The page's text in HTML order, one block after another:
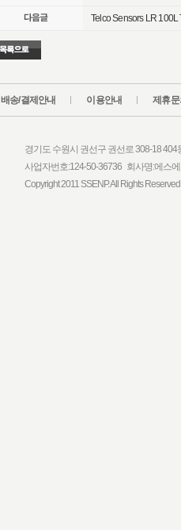
Telco Sensors LR 100L
배송/결제안내 이용안내 제휴문
경기도 수원시 권선구 권선로 308-18
사업자번호:124-50-36736 회사명:에스
Copyright 2011 SSENP. All Rights Reserved